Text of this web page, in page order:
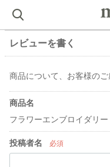
レビューを書く
商品について、お客様のご
商品名
フラワーエンブロイダリ
投稿者名 必須